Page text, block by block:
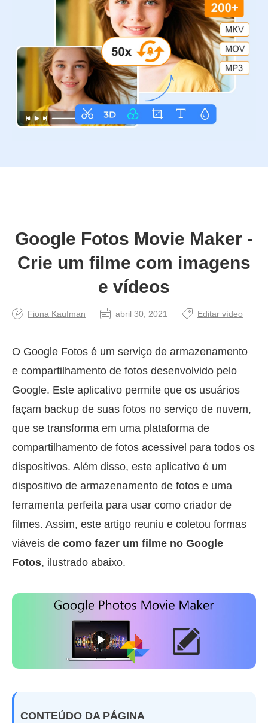
Google Fotos Movie Maker -
Crie um filme com imagens
e vídeos
Fiona Kaufman abril 30, 2021 Editar vídeo
O Google Fotos é um serviço de armazenamento
e compartilhamento de fotos desenvolvido pelo
Google. Este aplicativo permite que os usuários
façam backup de suas fotos no serviço de nuvem,
que se transforma em uma plataforma de
compartilhamento de fotos acessível para todos os
dispositivos. Além disso, este aplicativo é um
dispositivo de armazenamento de fotos e uma
ferramenta perfeita para usar como criador de
filmes. Assim, este artigo reuniu e coletou formas
viáveis de como fazer um filme no Google
Fotos, ilustrado abaixo.
CONTEÚDO DA PÁGINA